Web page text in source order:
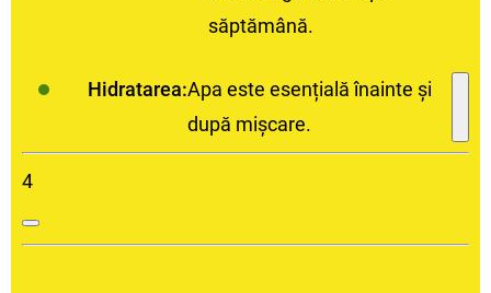
săptămână.
Hidratarea:Apa este esențială înainte și
după mișcare.
4